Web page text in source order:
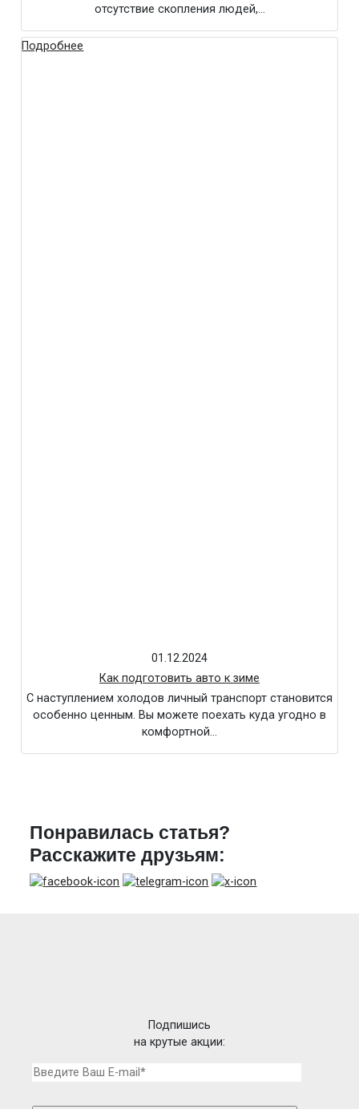
отсутствие скопления людей,…
Подробнее
01.12.2024
Как подготовить авто к зиме
С наступлением холодов личный транспорт становится
особенно ценным. Вы можете поехать куда угодно в
комфортной…
Понравилась статья?
Расскажите друзьям:
Подпишись
на крутые акции: